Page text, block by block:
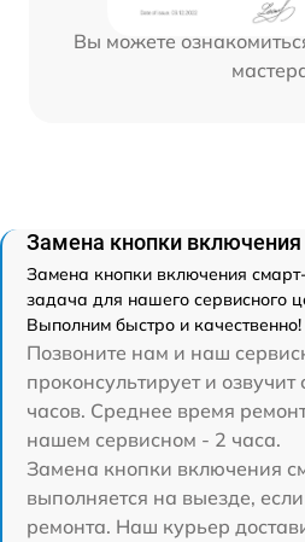
Вы можете
Замена кнопки
Замена кнопки включения
задача для нашего сервисного
Выполним быстро и качественно!
Позвоните нам и наш
проконсультирует и озвучит
часов. Среднее время
нашем сервисном - 2 часа.
Замена кнопки включения
выполняется на выезде,
ремонта. Наш курьер